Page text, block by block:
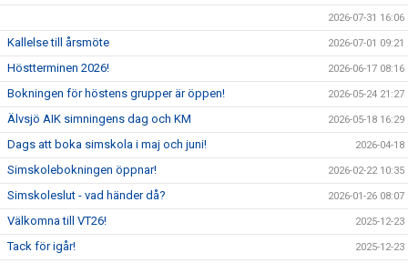
2026-07-31 16:06
Kallelse till årsmöte 2026-07-01 09:21
Höstterminen 2026! 2026-06-17 08:16
Bokningen för höstens grupper är öppen! 2026-05-24 21:27
Älvsjö AIK simningens dag och KM 2026-05-18 16:29
Dags att boka simskola i maj och juni! 2026-04-18
Simskolebokningen öppnar! 2026-02-22 10:35
Simskoleslut - vad händer då? 2026-01-26 08:07
Välkomna till VT26! 2025-12-23
Tack för igår! 2025-12-23